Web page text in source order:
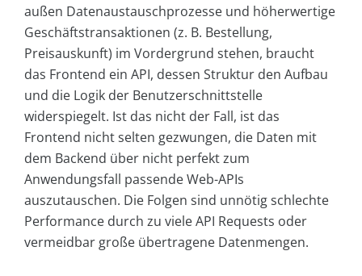
außen Datenaustauschprozesse und höherwertige
Geschäftstransaktionen (z. B. Bestellung,
Preisauskunft) im Vordergrund stehen, braucht
das Frontend ein API, dessen Struktur den Aufbau
und die Logik der Benutzerschnittstelle
widerspiegelt. Ist das nicht der Fall, ist das
Frontend nicht selten gezwungen, die Daten mit
dem Backend über nicht perfekt zum
Anwendungsfall passende Web-APIs
auszutauschen. Die Folgen sind unnötig schlechte
Performance durch zu viele API Requests oder
vermeidbar große übertragene Datenmengen.